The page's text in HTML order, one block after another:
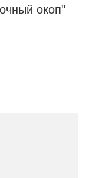
окоп"